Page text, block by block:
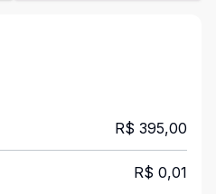
R$ 395,00
R$ 0,01